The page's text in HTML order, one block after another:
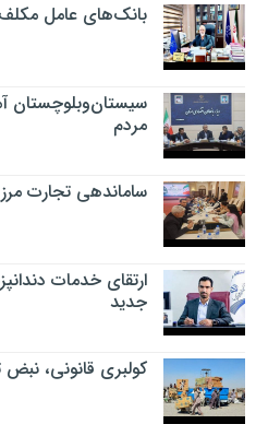
بانک‌های عامل
سیستان‌وبلوچستان
مردم
ساماندهی تجارت
ارتقای خدمات
جدید
کولبری قانونی، نبض